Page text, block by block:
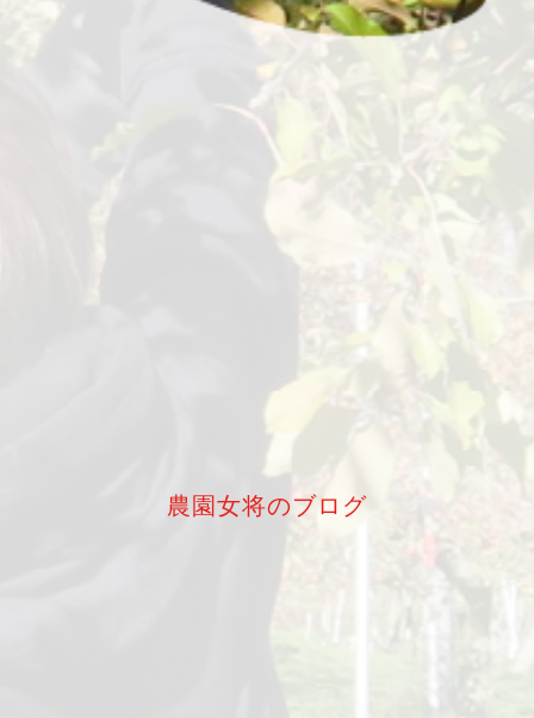
農園女将のブログ